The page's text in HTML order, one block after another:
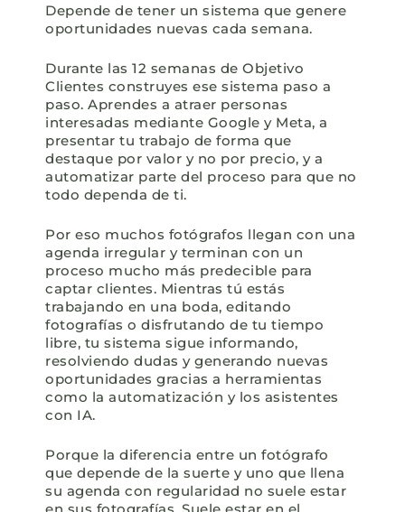
Depende de tener un sistema que genere
oportunidades nuevas cada semana.
Durante las 12 semanas de Objetivo
Clientes construyes ese sistema paso a
paso. Aprendes a atraer personas
interesadas mediante Google y Meta, a
presentar tu trabajo de forma que
destaque por valor y no por precio, y a
automatizar parte del proceso para que no
todo dependa de ti.
Por eso muchos fotógrafos llegan con una
agenda irregular y terminan con un
proceso mucho más predecible para
captar clientes. Mientras tú estás
trabajando en una boda, editando
fotografías o disfrutando de tu tiempo
libre, tu sistema sigue informando,
resolviendo dudas y generando nuevas
oportunidades gracias a herramientas
como la automatización y los asistentes
con IA.
Porque la diferencia entre un fotógrafo
que depende de la suerte y uno que llena
su agenda con regularidad no suele estar